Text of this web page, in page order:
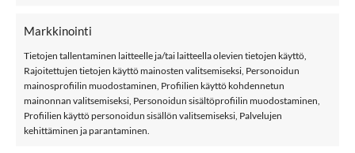
Markkinointi
Tietojen tallentaminen laitteelle ja/tai laitteella olevien tietojen käyttö,
Rajoitettujen tietojen käyttö mainosten valitsemiseksi, Personoidun
mainosprofiilin muodostaminen, Profiilien käyttö kohdennetun
mainonnan valitsemiseksi, Personoidun sisältöprofiilin muodostaminen,
Profiilien käyttö personoidun sisällön valitsemiseksi, Palvelujen
kehittäminen ja parantaminen.
NAME IT NMFALFA08
FRILL FLOWER
56,99€